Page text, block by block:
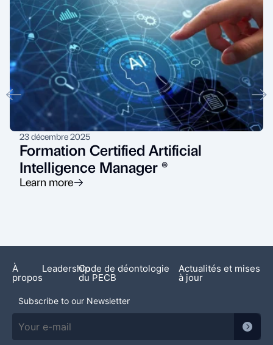
23 décembre 2025
Formation Certified Artificial
Intelligence Manager ®
Learn more
À
propos
LeadershipCode de déontologie
du PECB
Actualités et mises
à jour
Subscribe to our Newsletter